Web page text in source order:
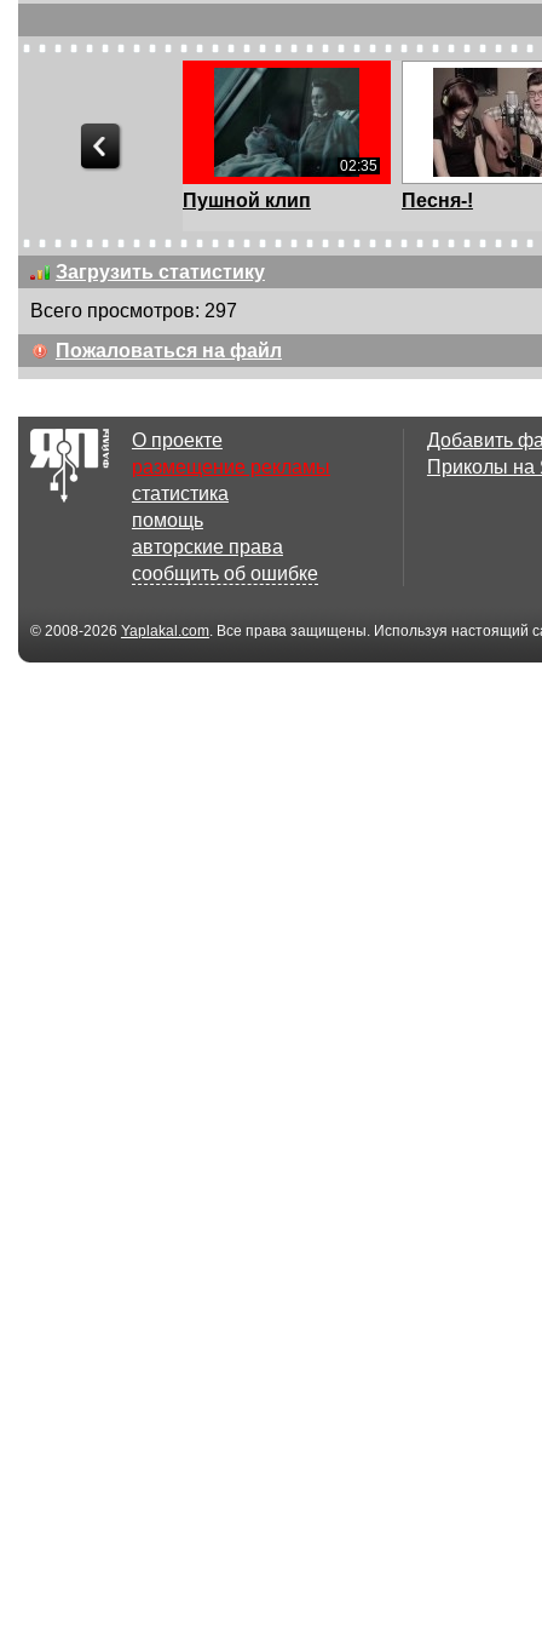
02:35
Пушной клип Песня-!
Загрузить статистику
Всего просмотров: 297
Пожаловаться на файл
О проекте
размещение рекламы
статистика
помощь
авторские права
сообщить об ошибке
Добавить
Приколы
© 2008-2026 Yaplakal.com. Все права защищены. Используя настоящий